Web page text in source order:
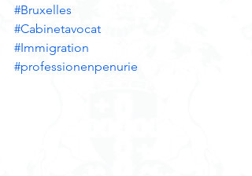
#Bruxelles
#Cabinetavocat
#Immigration
#professionenpenurie